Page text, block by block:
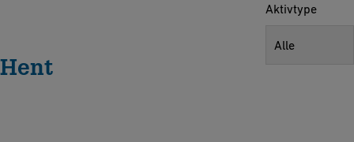
Hent
Aktivtype
Alle